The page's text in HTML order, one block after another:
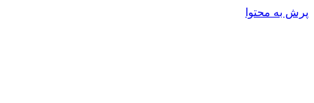
پرش به محتوا